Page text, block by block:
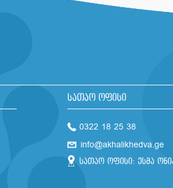
სათაო ოფისი
0322 18 25 38
info@akhalikhedva.ge
სათაო ოფისი: ესმა